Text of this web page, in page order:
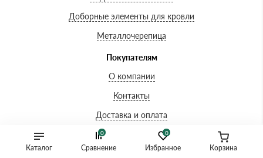
Каталог
0
Избранное
0
Сравнение Корзина
Доборные элементы для кровли
Металлочерепица
Покупателям
О компании
Контакты
Доставка и оплата
Вопросы-ответы